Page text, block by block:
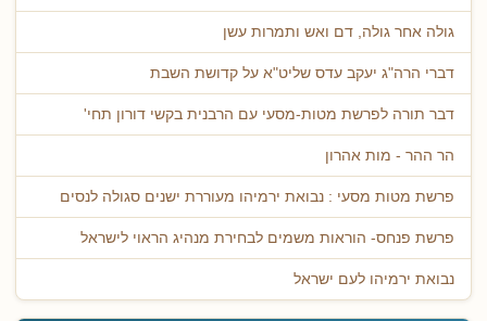
גולה אחר גולה, דם ואש ותמרות עשן
דברי הרה"ג יעקב עדס שליט"א על קדושת השבת
דבר תורה לפרשת מטות-מסעי עם הרבנית בקשי דורון תחי'
הר ההר - מות אהרון
פרשת מטות מסעי : נבואת ירמיהו מעוררת ישנים סגולה לנסים
פרשת פנחס- הוראות משמים לבחירת מנהיג הראוי לישראל
נבואת ירמיהו לעם ישראל